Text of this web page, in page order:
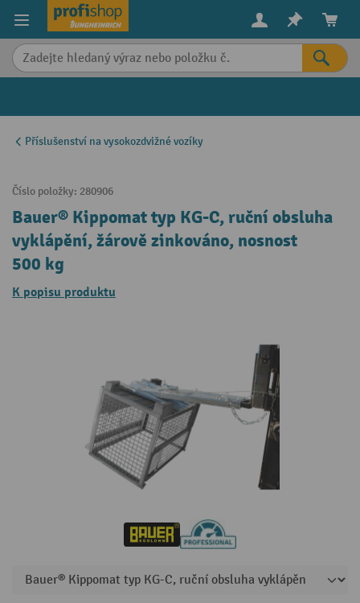
content
Příslušenství na vysokozdvižné vozíky
Číslo položky: 280906
Bauer® Kippomat typ KG-C, ruční obsluha
vyklápění, žárově zinkováno, nosnost
500 kg
K popisu produktu